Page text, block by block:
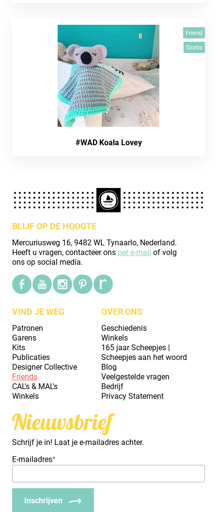
Friend
Gratis
#WAD Koala Lovey
BLIJF OP DE HOOGTE
Mercuriusweg 16, 9482 WL Tynaarlo, Nederland.
Heeft u vragen, contacteer ons per e-mail of volg
ons op social media.
VIND JE WEG
Patronen
Garens
Kits
Publicaties
Designer Collective
Friends
CAL's & MAL's
Winkels
OVER ONS
Geschiedenis
Winkels
165 jaar Scheepjes |
Scheepjes aan het woord
Blog
Veelgestelde vragen
Bedrijf
Privacy Statement
Nieuwsbrief
Schrijf je in! Laat je e-mailadres achter.
E-mailadres*
Inschrijven